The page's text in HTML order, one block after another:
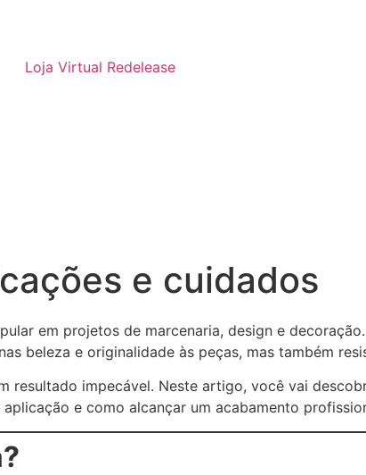
Loja Virtual Redelease
e cuidados
em projetos de marcenaria, design e
beleza e originalidade às peças, mas também
resultado impecável. Neste artigo, você vai
e como alcançar um acabamento